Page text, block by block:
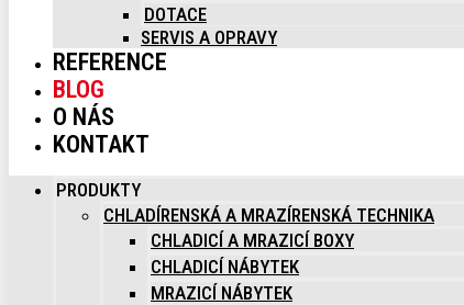
DOTACE
SERVIS A OPRAVY
REFERENCE
BLOG
O NÁS
KONTAKT
PRODUKTY
CHLADÍRENSKÁ A MRAZÍRENSKÁ TECHNIKA
CHLADICÍ A MRAZICÍ BOXY
CHLADICÍ NÁBYTEK
MRAZICÍ NÁBYTEK